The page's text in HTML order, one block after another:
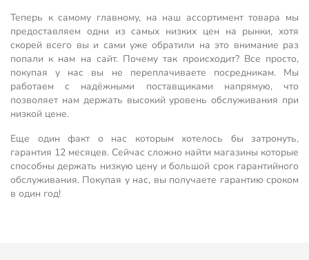
Теперь к самому главному, на наш ассортимент товара мы
предоставляем одни из самых низких цен на рынки, хотя
скорей всего вы и сами уже обратили на это внимание раз
попали к нам на сайт. Почему так происходит? Все просто,
покупая у нас вы не переплачиваете посредникам. Мы
работаем с надёжными поставщиками напрямую, что
позволяет нам держать высокий уровень обслуживания при
низкой цене.
Еще один факт о нас которым хотелось бы затронуть,
гарантия 12 месяцев. Сейчас сложно найти магазины которые
способны держать низкую цену и большой срок гарантийного
обслуживания. Покупая у нас, вы получаете гарантию сроком
в один год!